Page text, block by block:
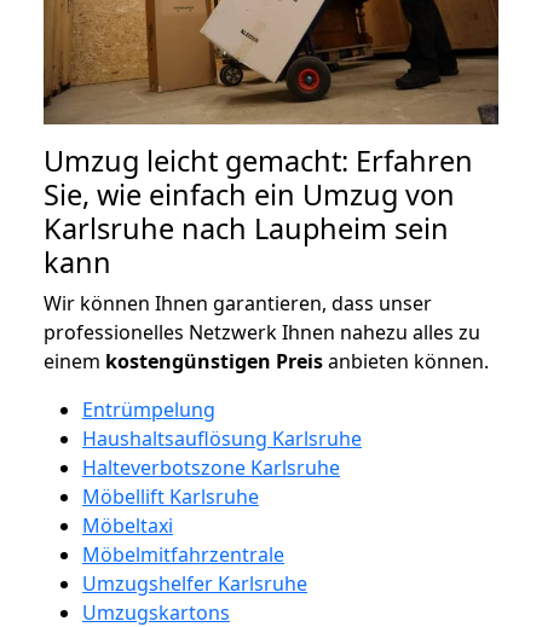
Umzug leicht gemacht: Erfahren
Sie, wie einfach ein Umzug von
Karlsruhe nach Laupheim sein
kann
Wir können Ihnen garantieren, dass unser
professionelles Netzwerk Ihnen nahezu alles zu
einem kostengünstigen Preisanbieten können.
Entrümpelung
Haushaltsauflösung Karlsruhe
Halteverbotszone Karlsruhe
Möbellift Karlsruhe
Möbeltaxi
Möbelmitfahrzentrale
Umzugshelfer Karlsruhe
Umzugskartons